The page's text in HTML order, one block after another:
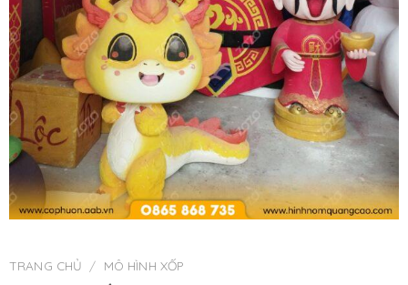
TRANG CHỦ / MÔ HÌNH XỐP